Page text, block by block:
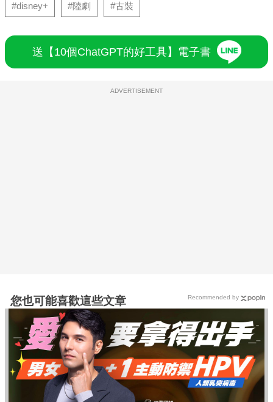
#disney+ #陸劇 #古裝
送【10個ChatGPT的好工具】電子書
ADVERTISEMENT
您也可能喜歡這些文章 Recommended by